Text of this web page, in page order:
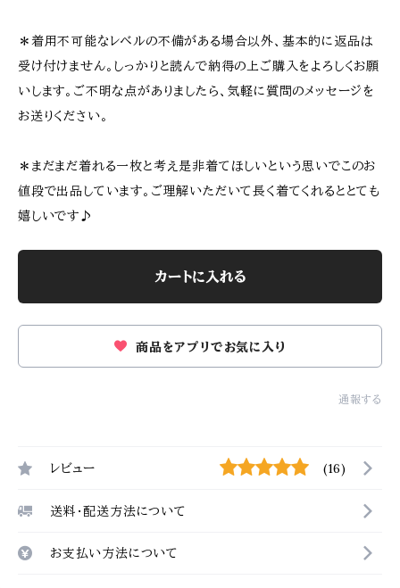
＊着用不可能なレベルの不備がある場合以外、基本的に返品は
受け付けません。しっかりと読んで納得の上ご購入をよろしくお願
いします。ご不明な点がありましたら、気軽に質問のメッセージを
お送りください。
＊まだまだ着れる一枚と考え是非着てほしいという思いでこのお
値段で出品しています。ご理解いただいて長く着てくれるととても
嬉しいです♪
カートに入れる
商品をアプリでお気に入り
通報する
レビュー (16)
送料・配送方法について
お支払い方法について